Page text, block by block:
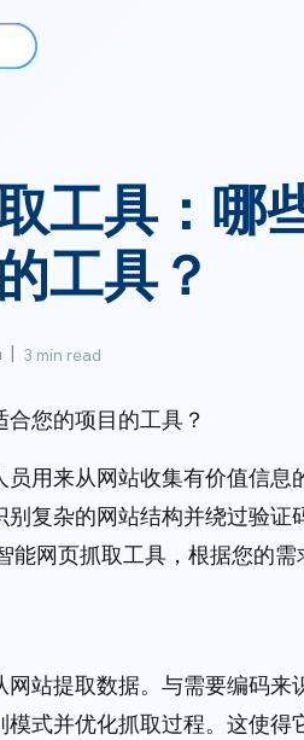
工具：哪
工具？
3 min read
您的项目的工具？
用来从网站收集有价值信息
复杂的网站结构并绕过验证
网页抓取工具，根据您的需
站提取数据。与需要编码来
式并优化抓取过程。这使得